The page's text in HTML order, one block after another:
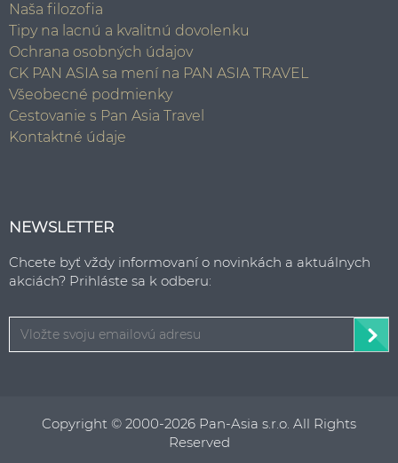
Naša filozofia
Tipy na lacnú a kvalitnú dovolenku
Ochrana osobných údajov
CK PAN ASIA sa mení na PAN ASIA TRAVEL
Všeobecné podmienky
Cestovanie s Pan Asia Travel
Kontaktné údaje
NEWSLETTER
Chcete byť vždy informovaní o novinkách a aktuálnych
akciách? Prihláste sa k odberu:
Copyright © 2000-2026 Pan-Asia s.r.o. All Rights
Reserved